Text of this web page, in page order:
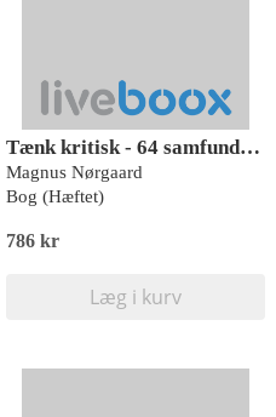
Tænk kritisk - 64 samfundsnære aktiviteter til lærer og elev
Magnus Nørgaard
Bog (Hæftet)
786 kr
Læg i kurv